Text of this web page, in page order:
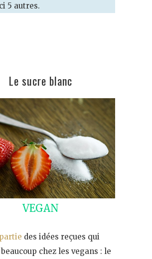
5 autres.
Le sucre blanc
VEGAN
partie des idées reçues qui
chez les vegans : le